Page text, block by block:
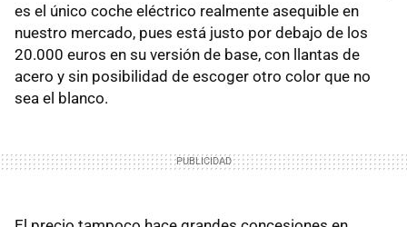
es el único coche eléctrico realmente asequible en
nuestro mercado, pues está justo por debajo de los
20.000 euros en su versión de base, con llantas de
acero y sin posibilidad de escoger otro color que no
sea el blanco.